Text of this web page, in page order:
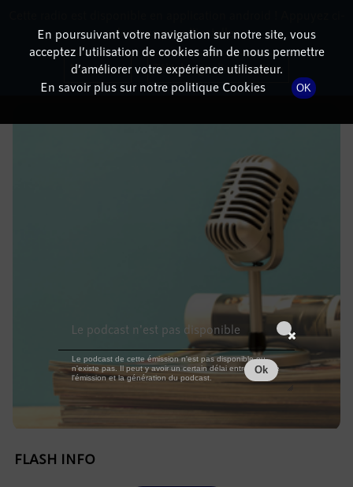
DÉTAILS DE L'ÉPISODE
17 août 2022à 7h59, durée : Invalid date
FLASH INFO
En poursuivant votre navigation sur notre site, vous
acceptez l’utilisation de cookies afin de nous permettre
d’améliorer votre expérience utilisateur.
En savoir plus sur notre politique Cookies
OK
dessous pour l'installer.
Non merci Télécharger l'application
Le podcast n'est pas disponible
Le podcast de cette émission n'est pas disponible ou
n'existe pas. Il peut y avoir un certain délai entre la fin de
l'émission et la génération du podcast.
Ok